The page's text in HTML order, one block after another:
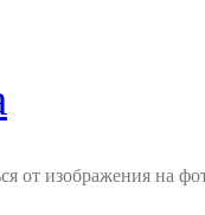
от изображения на